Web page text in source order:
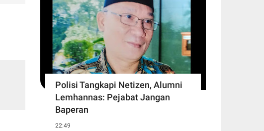
Polisi Tangkapi Netizen, Alumni
Lemhannas: Pejabat Jangan
Baperan
22:49